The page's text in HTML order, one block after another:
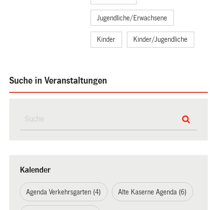
Jugendliche/Erwachsene
Kinder Kinder/Jugendliche
Suche in Veranstaltungen
Kalender
Agenda Verkehrsgarten (4) Alte Kaserne Agenda (6)